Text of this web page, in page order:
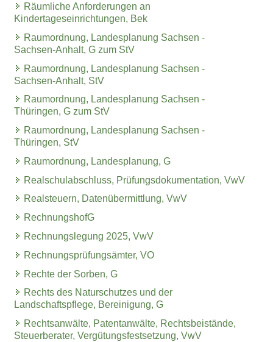
Räumliche Anforderungen an
Kindertageseinrichtungen, Bek
Raumordnung, Landesplanung Sachsen -
Sachsen-Anhalt, G zum StV
Raumordnung, Landesplanung Sachsen -
Sachsen-Anhalt, StV
Raumordnung, Landesplanung Sachsen -
Thüringen, G zum StV
Raumordnung, Landesplanung Sachsen -
Thüringen, StV
Raumordnung, Landesplanung, G
Realschulabschluss, Prüfungsdokumentation, VwV
Realsteuern, Datenübermittlung, VwV
RechnungshofG
Rechnungslegung 2025, VwV
Rechnungsprüfungsämter, VO
Rechte der Sorben, G
Rechts des Naturschutzes und der
Landschaftspflege, Bereinigung, G
Rechtsanwälte, Patentanwälte, Rechtsbeistände,
Steuerberater, Vergütungsfestsetzung, VwV